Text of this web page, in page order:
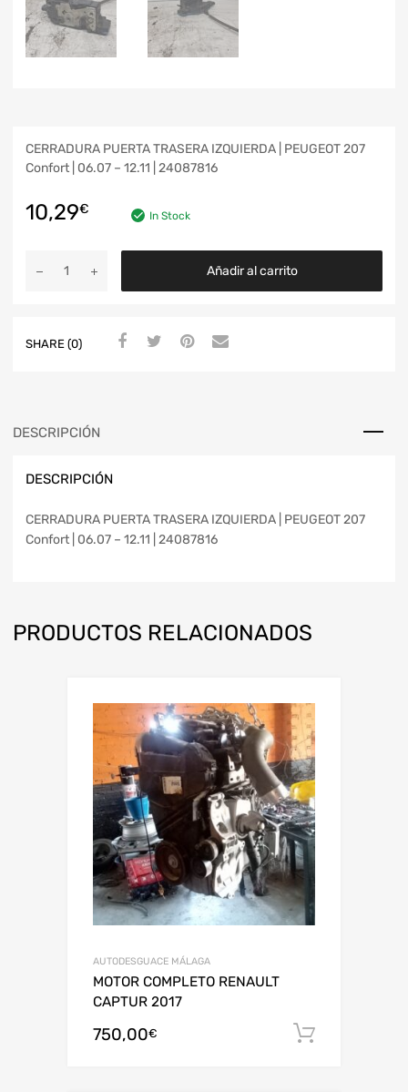
CERRADURA PUERTA TRASERA IZQUIERDA | PEUGEOT 207
Confort | 06.07 – 12.11 | 24087816
10,29€ In Stock
Añadir al carrito
SHARE (0)
DESCRIPCIÓN
DESCRIPCIÓN
CERRADURA PUERTA TRASERA IZQUIERDA | PEUGEOT 207
Confort | 06.07 – 12.11 | 24087816
PRODUCTOS RELACIONADOS
AUTODESGUACE MÁLAGA
MOTOR COMPLETO RENAULT
CAPTUR 2017
750,00€